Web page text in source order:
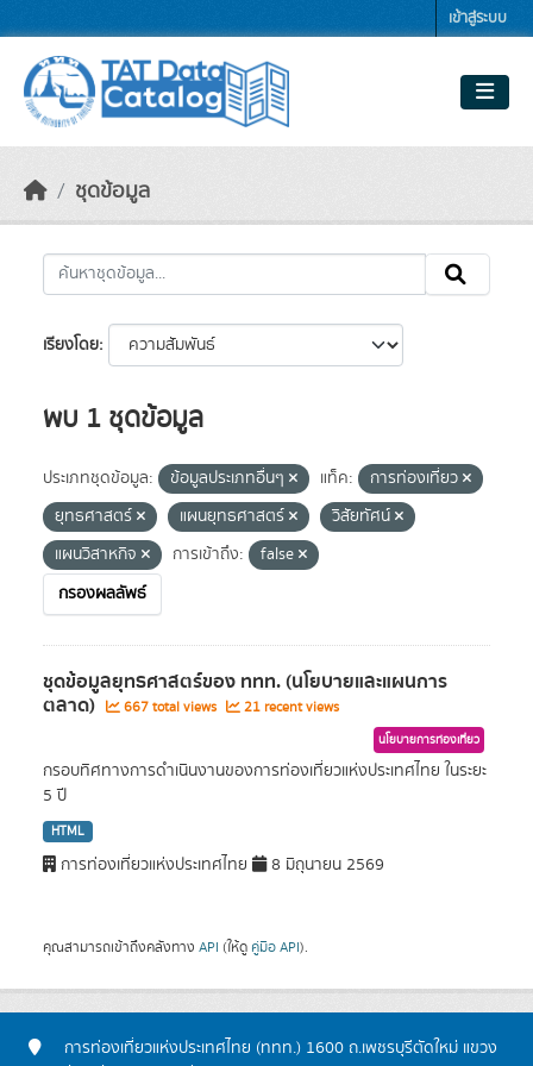
เข้าสู่ระบบ
ชุดข้อมูล
เรียงโดย
พบ 1 ชุดข้อมูล
ประเภทชุดข้อมูล: ข้อมูลประเภทอื่นๆ แท็ค:
การท่องเที่ยว
ยุทธศาสตร์
แผนยุทธศาสตร์
วิสัยทัศน์
แผนวิสาหกิจ
การเข้าถึง:
false
กรองผลลัพธ์
ชุดข้อมูลยุทธศาสตร์ของ ททท. (นโยบายและแผนการ
ตลาด) 667 total views 21 recent views
นโยบายการท่องเที่ยว
กรอบทิศทางการดำเนินงานของการท่องเที่ยวแห่งประเทศไทย ในระยะ
5 ปี
HTML
การท่องเที่ยวแห่งประเทศไทย 8 มิถุนายน 2569
คุณสามารถเข้าถึงคลังทาง API (ให้ดู คู่มือ API).
การท่องเที่ยวแห่งประเทศไทย (ททท.) 1600 ถ.เพชรบุรีตัดใหม่ แขวง